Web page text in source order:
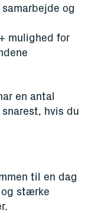
samarbejde og
mulighed for
en antal
hvis du
til en dag
stærke